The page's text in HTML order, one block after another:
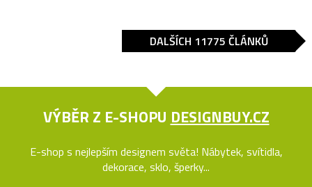
DALŠÍCH 11775 ČLÁNKŮ
VÝBĚR Z E-SHOPU DESIGNBUY.CZ
E-shop s nejlepším designem světa! Nábytek, svítidla,
dekorace, sklo, šperky...